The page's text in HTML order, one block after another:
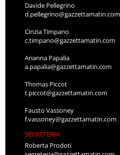
Davide Pellegrino
d.pellegrino@gazzettamatin.com
Cinzia Timpano
c.timpano@gazzettamatin.com
Arianna Papalia
a.papalia@gazzettamatin.com
Thomas Piccot
t.piccot@gazzettamatin.com
Fausto Vassoney
f.vassoney@gazzettamatin.com
SEGRETERIA
Roberta Prodoti